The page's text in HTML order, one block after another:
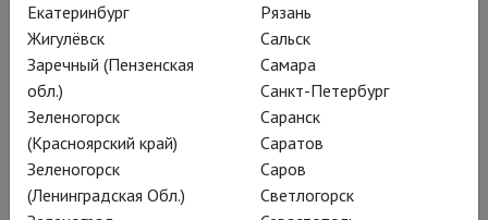
установить
монотеистическую
религию, обрела
барочную плоть в
постановке британца
Фелима Макдермотта.
Екатеринбург
Жигулёвск
Заречный (Пензенская
обл.)
Зеленогорск
(Красноярский край)
Зеленогорск
(Ленинградская Обл.)
Рязань
Сальск
Самара
Санкт-Петербург
Саранск
Саратов
Саров
Светлогорск